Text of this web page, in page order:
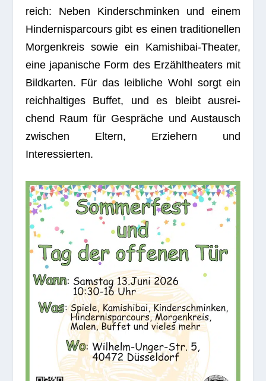
reich: Neben Kin­der­schmin­ken und einem
Hin­der­nis­par­cours gibt es einen tra­di­tio­nel­len
Mor­gen­kreis sowie ein Kami­shi­bai-Thea­ter,
eine japa­ni­sche Form des Erzähl­thea­ters mit
Bild­kar­ten. Für das leib­li­che Wohl sorgt ein
reich­hal­ti­ges Buf­fet, und es bleibt aus­rei­
chend Raum für Gesprä­che und Aus­tausch
zwi­schen Eltern, Erzie­hern und
Interessierten.